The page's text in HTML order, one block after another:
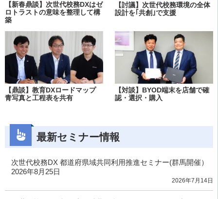
【新春鼎談】次世代校務DXはゼ
ロトラストの意味を整理して構
築
【討議】次世代校務環境の全体
設計を｢共創｣で支援
【鼎談】教育DXロードマップ
青写真と工程表を共有
【対談】BYOD端末を店舗で確
認・選択・購入
最新セミナー情報
次世代校務DX 都道府県域共同利用推進セミナー(群馬開催）
2026年8月25日
2026年7月14日